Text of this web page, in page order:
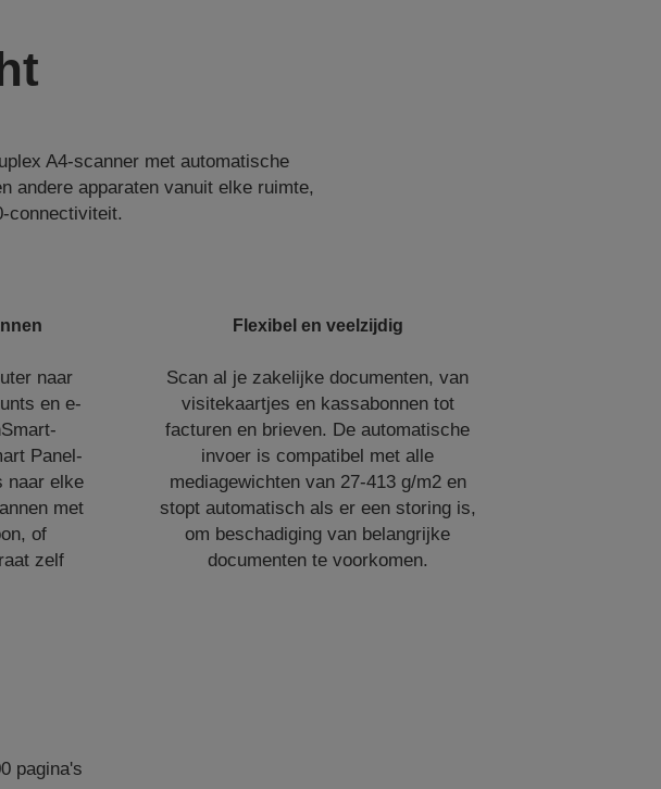
A4-scanner met automatische
andere apparaten vanuit elke ruimte,
connectiviteit.
naar
en e-
Panel-
naar elke
met
of
zelf
Flexibel en veelzijdig
Scan al je zakelijke documenten, van
visitekaartjes en kassabonnen tot
facturen en brieven. De automatische
invoer is compatibel met alle
mediagewichten van 27-413 g/m2 en
stopt automatisch als er een storing is,
om beschadiging van belangrijke
documenten te voorkomen.
pagina's